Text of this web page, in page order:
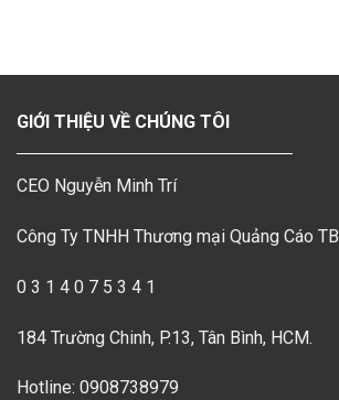
GIỚI THIỆU VỀ CHÚNG TÔI
CEO Nguyễn Minh Trí
Công Ty TNHH Thương mại Quảng Cáo TB
0 3 1 4 0 7 5 3 4 1
184 Trường Chinh, P.13, Tân Bình, HCM.
Hotline: 0908738979